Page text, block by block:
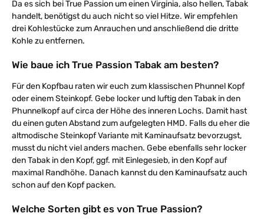
Da es sich bei True Passion um einen Virginia, also hellen, Tabak
handelt, benötigst du auch nicht so viel Hitze. Wir empfehlen
drei Kohlestücke zum Anrauchen und anschließend die dritte
Kohle zu entfernen.
Wie baue ich True Passion Tabak am besten?
Für den Kopfbau raten wir euch zum klassischen Phunnel Kopf
oder einem Steinkopf. Gebe locker und luftig den Tabak in den
Phunnelkopf auf circa der Höhe des inneren Lochs. Damit hast
du einen guten Abstand zum aufgelegten HMD. Falls du eher die
altmodische Steinkopf Variante mit Kaminaufsatz bevorzugst,
musst du nicht viel anders machen. Gebe ebenfalls sehr locker
den Tabak in den Kopf, ggf. mit Einlegesieb, in den Kopf auf
maximal Randhöhe. Danach kannst du den Kaminaufsatz auch
schon auf den Kopf packen.
Welche Sorten gibt es von True Passion?